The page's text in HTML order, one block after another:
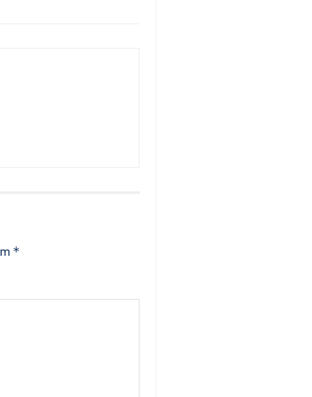
*